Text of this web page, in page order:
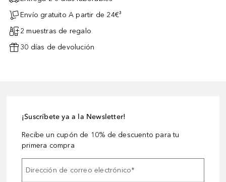
Envío gratuito A partir de 24€³
2 muestras de regalo
30 días de devolución
¡Suscríbete ya a la Newsletter!
Recibe un cupón de 10% de descuento para tu
primera compra
Dirección de correo electrónico*